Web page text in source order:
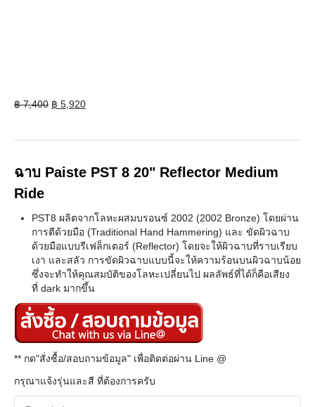
฿7,400 Original
฿ 5,920Current
ฉาบ Paiste PST 8 20" Reflector Medium
Ride
PST8 ผลิตจากโลหะผสมบรอนซ์ 2002 (2002 Bronze) โดยผ่าน
การตีด้วยมือ (Traditional Hand Hammering) และ ขัดผิวฉาบ
ด้วยมือแบบรีเฟล็กเตอร์ (Reflector) โดยจะให้ผิวฉาบที่ราบเรียบ
เงา และสลัว การขัดผิวฉาบแบบนี้จะให้ความร้อนบนผิวฉาบน้อย
ซึ่งจะทำให้คุณสมบัติของโลหะเปลี่ยนไป ผลลัพธ์ที่ได้ก็คือเสียง
ที่ dark มากขึ้น
** กด"สั่งซื้อ/สอบถามข้อมูล" เพื่อติดต่อผ่าน Line @
กรุณาแจ้งรุ่นและสี ที่ต้องการครับ